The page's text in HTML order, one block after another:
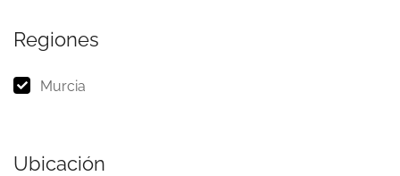
Regiones
Murcia
Ubicación